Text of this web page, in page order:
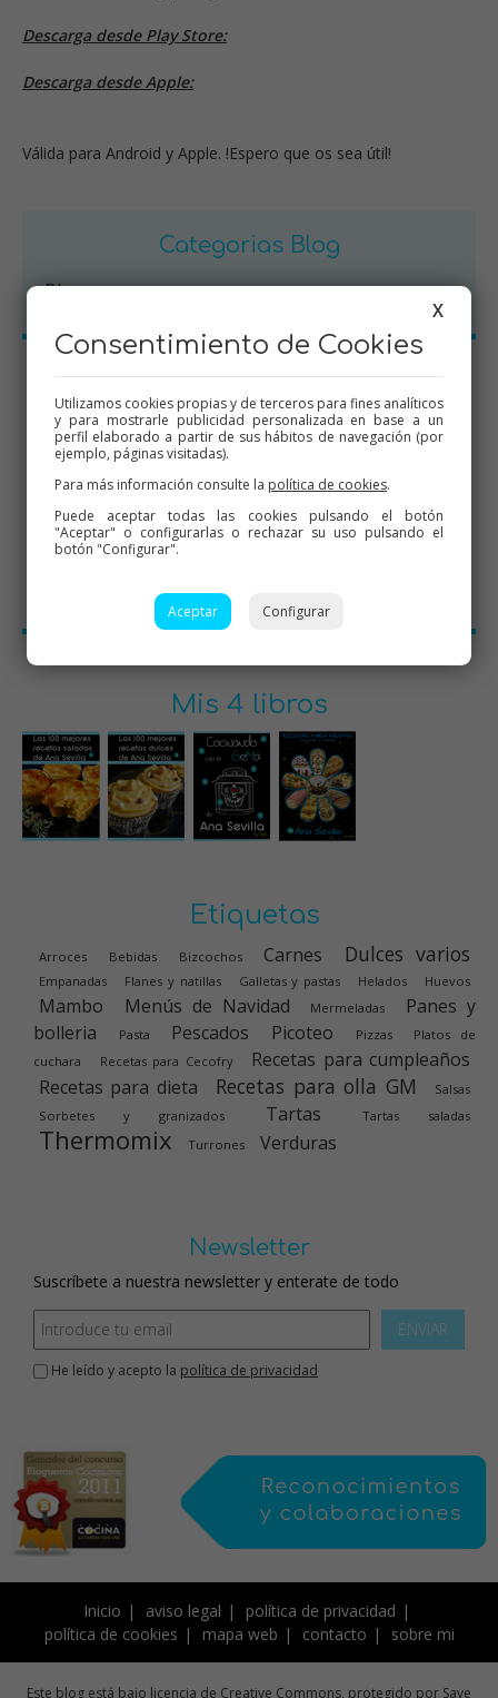
Descarga desde Play Store:
Descarga desde Apple:
Válida para Android y Apple. !Espero que os sea útil!
Categorias Blog
Blog
Descarga la App
Mis 4 libros
Etiquetas
Arroces Bebidas Bizcochos Carnes Dulces varios
Empanadas Flanes y natillas Galletas y pastas Helados Huevos
Mambo Menús de Navidad Mermeladas
Panes y
bolleria
Pasta Pescados Picoteo Pizzas
Platos de
cuchara
Recetas para Cecofry
Recetas para cumpleaños
Recetas para dieta
Recetas para olla GM
Salsas
Sorbetes y granizados
Tartas Tartas saladas
Thermomix Turrones Verduras
Newsletter
Suscríbete a nuestra newsletter y enterate de todo
ENVIAR
He leído y acepto la política de privacidad
Inicio aviso legal
política de privacidad
política de cookies
mapa web contacto sobre mi
Este blog está bajo licencia de Creative Commons, protegido por Save
X
Consentimiento de Cookies
Utilizamos cookies propias y de terceros para fines analíticos
y para mostrarle publicidad personalizada en base a un
perfil elaborado a partir de sus hábitos de navegación (por
ejemplo, páginas visitadas).
Para más información consulte la política de cookies.
Puede aceptar todas las cookies pulsando el botón
"Aceptar" o configurarlas o rechazar su uso pulsando el
botón "Configurar".
Aceptar Configurar